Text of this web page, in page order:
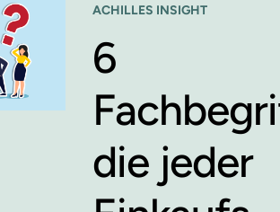
ACHILLES INSIGHT
6
die jeder